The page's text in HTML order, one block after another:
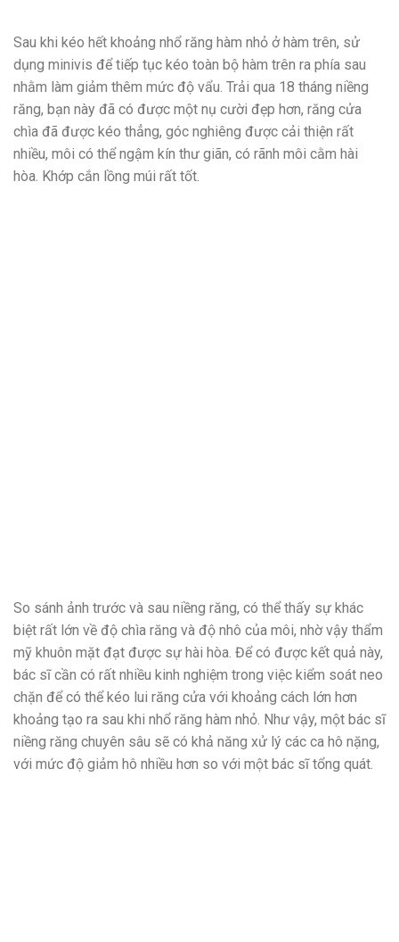
Sau khi kéo hết khoảng nhổ răng hàm nhỏ ở hàm trên, sử
dụng minivis để tiếp tục kéo toàn bộ hàm trên ra phía sau
nhằm làm giảm thêm mức độ vẩu. Trải qua 18 tháng niềng
răng, bạn này đã có được một nụ cười đẹp hơn, răng cửa
chìa đã được kéo thẳng, góc nghiêng được cải thiện rất
nhiều, môi có thể ngậm kín thư giãn, có rãnh môi cằm hài
hòa. Khớp cắn lồng múi rất tốt.
So sánh ảnh trước và sau niềng răng, có thể thấy sự khác
biệt rất lớn về độ chìa răng và độ nhô của môi, nhờ vậy thẩm
mỹ khuôn mặt đạt được sự hài hòa. Để có được kết quả này,
bác sĩ cần có rất nhiều kinh nghiệm trong việc kiểm soát neo
chặn để có thể kéo lui răng cửa với khoảng cách lớn hơn
khoảng tạo ra sau khi nhổ răng hàm nhỏ. Như vậy, một bác sĩ
niềng răng chuyên sâu sẽ có khả năng xử lý các ca hô nặng,
với mức độ giảm hô nhiều hơn so với một bác sĩ tổng quát.